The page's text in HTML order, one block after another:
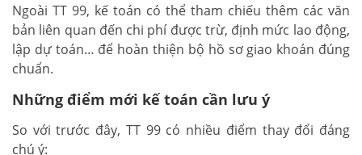
Ngoài TT 99, kế toán có thể tham chiếu thêm các văn
bản liên quan đến chi phí được trừ, định mức lao động,
lập dự toán… để hoàn thiện bộ hồ sơ giao khoán đúng
chuẩn.
Những điểm mới kế toán cần lưu ý
So với trước đây, TT 99 có nhiều điểm thay đổi đáng
chú ý: